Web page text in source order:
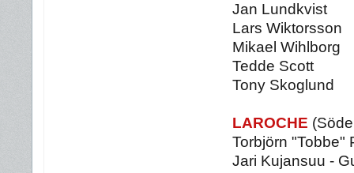
Jan Lundkvist
Lars Wiktorsson
Mikael Wihlborg
Tedde Scott
Tony Skoglund
LAROCHE
Torbjörn "Tobbe"
Jari Kujansuu -